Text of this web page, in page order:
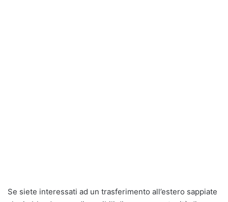
Se siete interessati ad un trasferimento all’estero sappiate